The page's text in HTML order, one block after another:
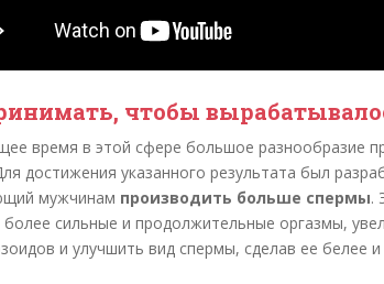
чтобы
время в этой сфере большое разнообразие
достижения указанного результата был
мужчинам производить больше спермы.
сильные и продолжительные оргазмы,
и улучшить вид спермы, сделав ее белее и